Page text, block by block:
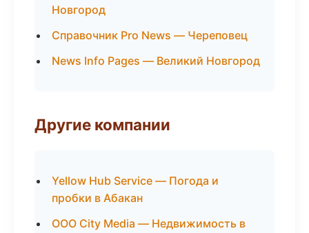
Новгород
Справочник Pro News — Череповец
News Info Pages — Великий Новгород
Другие компании
Yellow Hub Service — Погода и
пробки в Абакан
ООО City Media — Недвижимость в